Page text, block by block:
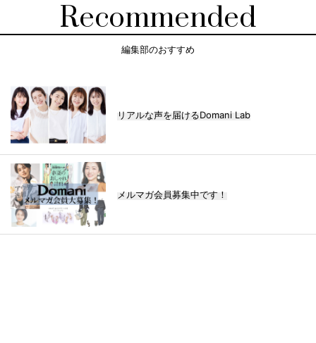
Recommended
編集部のおすすめ
リアルな声を届けるDomani Lab
メルマガ会員募集中です！